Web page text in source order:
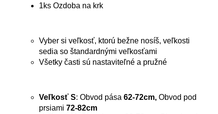
1ks Ozdoba na krk
Vyber si veľkosť, ktorú bežne nosíš, veľkosti
sedia so štandardnými veľkosťami
Všetky časti sú nastaviteľné a pružné
Veľkosť S: Obvod pása 62-72cm, Obvod pod
prsiami 72-82cm